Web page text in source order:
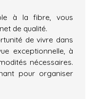
à la fibre, vous
de qualité.
de vivre dans
exceptionnelle, à
nécessaires.
pour organiser